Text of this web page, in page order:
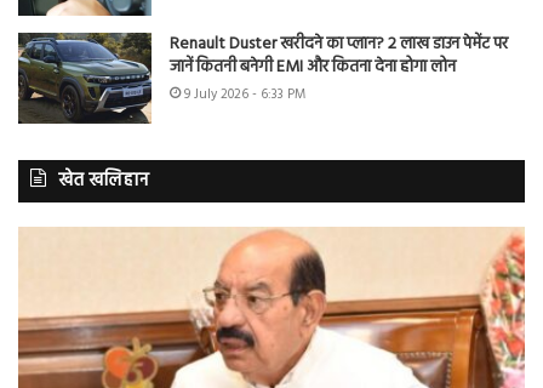
Renault Duster खरीदने का प्लान? 2 लाख डाउन पेमेंट पर
जानें कितनी बनेगी EMI और कितना देना होगा लोन
9 July 2026 - 6:33 PM
खेत खलिहान